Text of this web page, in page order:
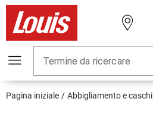
Termine da ricercare
Pagina iniziale Abbigliamento e caschi